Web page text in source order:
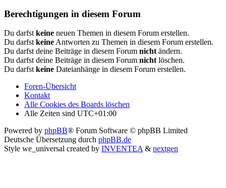
Berechtigungen in diesem Forum
Du darfst keine neuen Themen in diesem Forum erstellen.
Du darfst keine Antworten zu Themen in diesem Forum erstellen.
Du darfst deine Beiträge in diesem Forum nicht ändern.
Du darfst deine Beiträge in diesem Forum nicht löschen.
Du darfst keine Dateianhänge in diesem Forum erstellen.
Foren-Übersicht
Kontakt
Alle Cookies des Boards löschen
Alle Zeiten sind UTC+01:00
Powered by phpBB® Forum Software © phpBB Limited
Deutsche Übersetzung durch phpBB.de
Style we_universal created by INVENTEA & nextgen